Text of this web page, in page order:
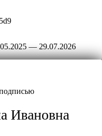
— 29.07.2026
Ивановна